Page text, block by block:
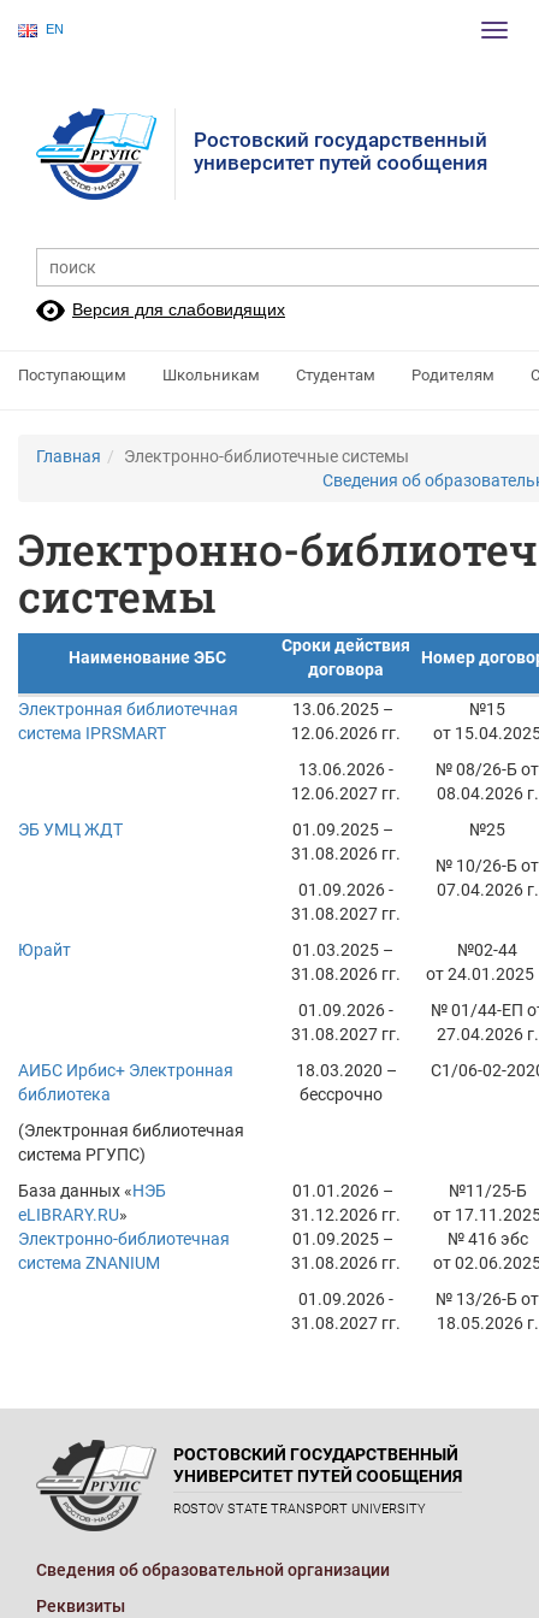
EN
Ростовский государственный
университет путей сообщения
Версия для слабовидящих
Поступающим Школьникам Студентам Родителям
Главная
Электронно-библиотечные системы
Сведения об
Электронно-
системы
Наименование ЭБС
Сроки действия
договора
Номер
Электронная библиотечная
система IPRSMART
13.06.2025 –
12.06.2026 гг.
13.06.2026 -
12.06.2027 гг.
№15
от
№ 08/26-Б от
08.04.2026 г.
ЭБ УМЦ ЖДТ
01.09.2025 –
31.08.2026 гг.
01.09.2026 -
31.08.2027 гг.
№25
№ 10/26-Б от
07.04.2026 г.
Юрайт
01.03.2025 –
31.08.2026 гг.
01.09.2026 -
31.08.2027 гг.
№02-44
от 24.01.2025
№ 01/44-ЕП
27.04.2026 г.
АИБС Ирбис+ Электронная
библиотека
(Электронная библиотечная
система РГУПС)
18.03.2020 –
бессрочно
С1/06-02-
База данных «НЭБ
eLIBRARY.RU»
01.01.2026 –
31.12.2026 гг.
№11/25-Б
от
Электронно-библиотечная
система ZNANIUM
01.09.2025 –
31.08.2026 гг.
01.09.2026 -
31.08.2027 гг.
№ 416 эбс
от
№ 13/26-Б от
18.05.2026 г.
РОСТОВСКИЙ ГОСУДАРСТВЕННЫЙ
УНИВЕРСИТЕТ ПУТЕЙ СООБЩЕНИЯ
ROSTOV STATE TRANSPORT UNIVERSITY
Сведения об образовательной организации
Реквизиты